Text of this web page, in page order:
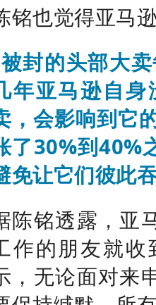
铭也觉得亚马
封的头部大
年亚马逊自
，会影响到它
了30%到40%
免让它们彼此
陈铭透露，亚
作的朋友就
，无论面对来